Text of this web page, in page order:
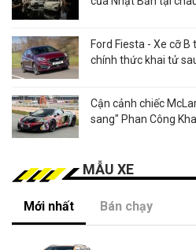
Ford Fiesta - Xe cỡ
chính thức khai tử
Cận cảnh chiếc
sang" Phan Công
MẪU XE
Mới nhất Bán chạy